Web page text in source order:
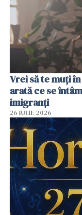
Vrei să te muți
arată ce se
imigranți
26 IULIE 2026